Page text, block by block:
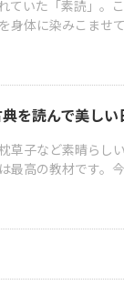
ていた「素読」。
身体に染みこませ
を読んで美しい
草子など素晴らし
最高の教材です。